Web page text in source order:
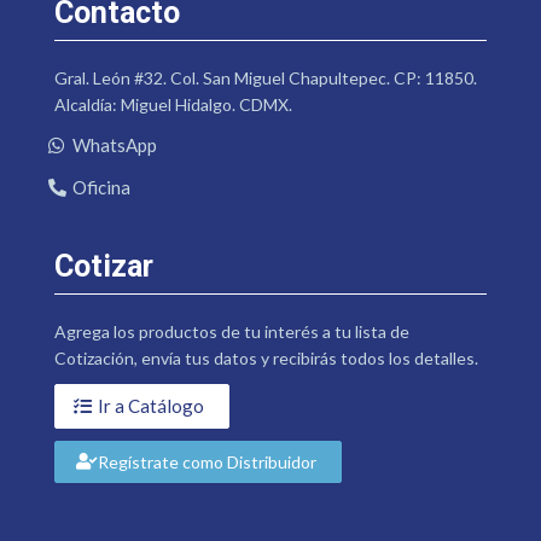
Contacto
Gral. León #32. Col. San Miguel Chapultepec. CP: 11850.
Alcaldía: Miguel Hidalgo. CDMX.
WhatsApp
Oficina
Cotizar
Agrega los productos de tu interés a tu lista de
Cotización, envía tus datos y recibirás todos los detalles.
Ir a Catálogo
Regístrate como Distribuidor